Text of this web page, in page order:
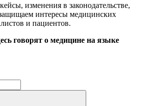
изменения в законодательстве,
интересы медицинских
и пациентов.
говорят о медицине на языке